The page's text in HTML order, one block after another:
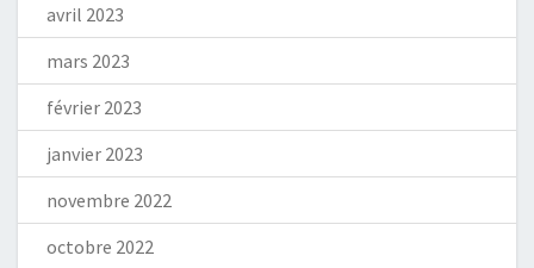
avril 2023
mars 2023
février 2023
janvier 2023
novembre 2022
octobre 2022